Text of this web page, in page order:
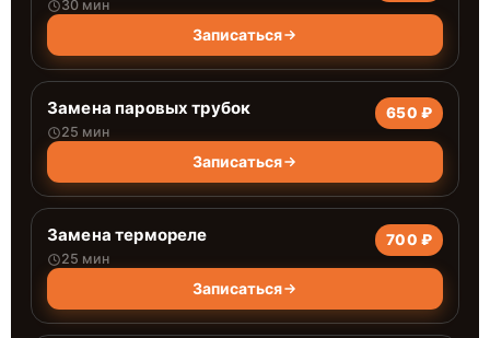
30 мин
Записаться
Замена паровых трубок
25 мин
650 ₽
Записаться
Замена термореле
25 мин
700 ₽
Записаться